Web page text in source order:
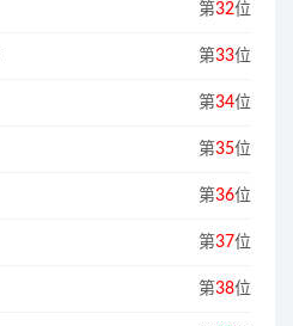
第32位
第33位
第34位
第35位
第36位
第37位
第38位